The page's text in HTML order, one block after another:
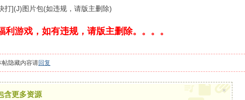
打](J)图片包(如违规，请版主删除)
利游戏，如有违规，请版主删除。。。。
帖隐藏内容请回复
含更多资源 ×